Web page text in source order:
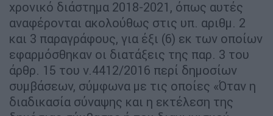
χρονικό διάστημα 2018-2021, όπως αυτές
αναφέρονται ακολούθως στις υπ. αριθμ. 2
και 3 παραγράφους, για έξι (6) εκ των οποίων
εφαρμόσθηκαν οι διατάξεις της παρ. 3 του
άρθρ. 15 του ν.4412/2016 περί δημοσίων
συμβάσεων, σύμφωνα με τις οποίες «Όταν η
διαδικασία σύναψης και η εκτέλεση της